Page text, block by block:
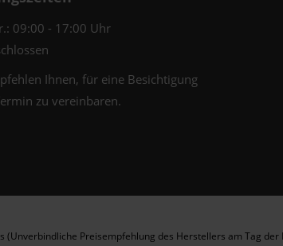
09:00 - 17:00 Uhr
Ihnen, für eine Besichtigung
zu vereinbaren.
(Unverbindliche Preisempfehlung des Herstellers am Tag der